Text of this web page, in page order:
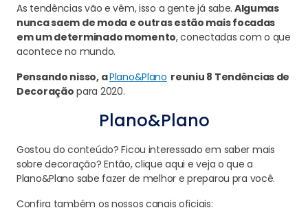
As tendências vão e vêm, isso a gente já sabe. Algumas
nunca saem de moda e outras estão mais focadas
em um determinado momento, conectadas com o que
acontece no mundo.
Pensando nisso, aPlano&Plano reuniu 8 Tendências de
Decoração para 2020.
Plano&Plano
Gostou do conteúdo? Ficou interessado em saber mais
sobre decoração? Então, clique aqui e veja o que a
Plano&Plano sabe fazer de melhor e preparou pra você.
Confira também os nossos canais oficiais: